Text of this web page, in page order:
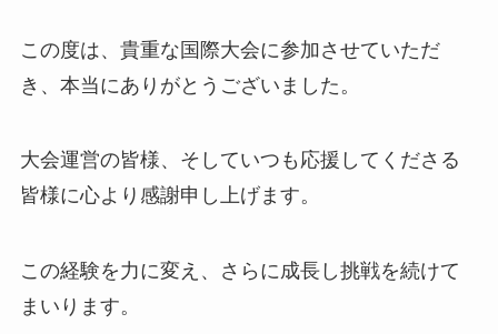
この度は、貴重な国際大会に参加させていただ
き、本当にありがとうございました。
大会運営の皆様、そしていつも応援してくださる
皆様に心より感謝申し上げます。
この経験を力に変え、さらに成長し挑戦を続けて
まいります。